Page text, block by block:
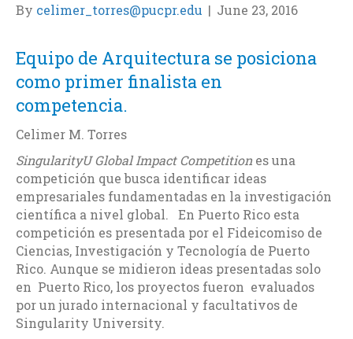
By celimer_torres@pucpr.edu | June 23, 2016
Equipo de Arquitectura se posiciona
como primer finalista en
competencia.
Celimer M. Torres
SingularityU Global Impact Competitiones una
competición que busca identificar ideas
empresariales fundamentadas en la investigación
científica a nivel global. En Puerto Rico esta
competición es presentada por el Fideicomiso de
Ciencias, Investigación y Tecnología de Puerto
Rico. Aunque se midieron ideas presentadas solo
en Puerto Rico, los proyectos fueron evaluados
por un jurado internacional y facultativos de
Singularity University.